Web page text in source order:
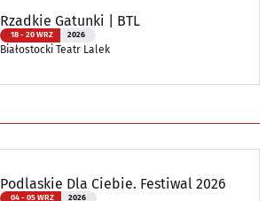
Rzadkie Gatunki | BTL
18 - 20 WRZ 2026
Białostocki Teatr Lalek
Podlaskie Dla Ciebie. Festiwal 2026
04 - 05 WRZ 2026